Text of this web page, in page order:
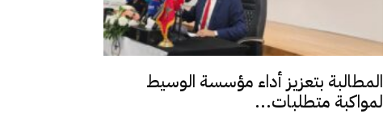
المطالبة بتعزيز أداء مؤسسة الوسيط
لمواكبة متطلبات...